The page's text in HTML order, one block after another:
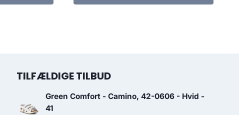
TILFÆLDIGE TILBUD
Green Comfort - Camino, 42-0606 - Hvid -
41